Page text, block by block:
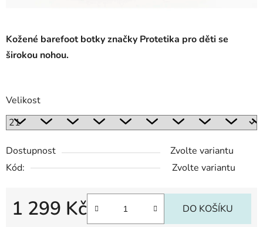
Kožené barefoot botky značky Protetika pro děti se
širokou nohou.
Velikost
Dostupnost
Zvolte variantu
Kód:
Zvolte variantu
1 299 Kč DO KOŠÍKU